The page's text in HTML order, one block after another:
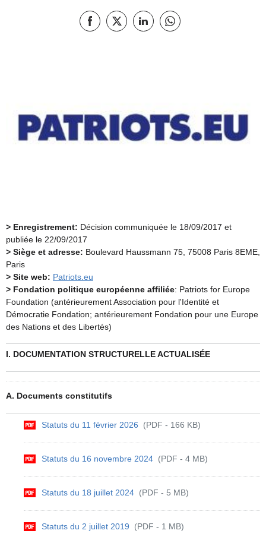
Partager sur Facebook
Partager sur XPartager cette page sur LinkedIn
Partager cette page sur
> Enregistrement: Décision communiquée le 18/09/2017 et
publiée le 22/09/2017
> Siège et adresse: Boulevard Haussmann 75, 75008 Paris 8EME,
Paris
> Site web: Patriots.eu
> Fondation politique européenne affiliée: Patriots for Europe
Foundation (antérieurement Association pour l'Identité et
Démocratie Fondation; antérieurement Fondation pour une Europe
des Nations et des Libertés)
I. DOCUMENTATION STRUCTURELLE ACTUALISÉE
A. Documents constitutifs
Statuts du 11 février 2026 (PDF - 166 KB)
Statuts du 16 novembre 2024 (PDF - 4 MB)
Statuts du 18 juillet 2024 (PDF - 5 MB)
Statuts du 2 juillet 2019 (PDF - 1 MB)